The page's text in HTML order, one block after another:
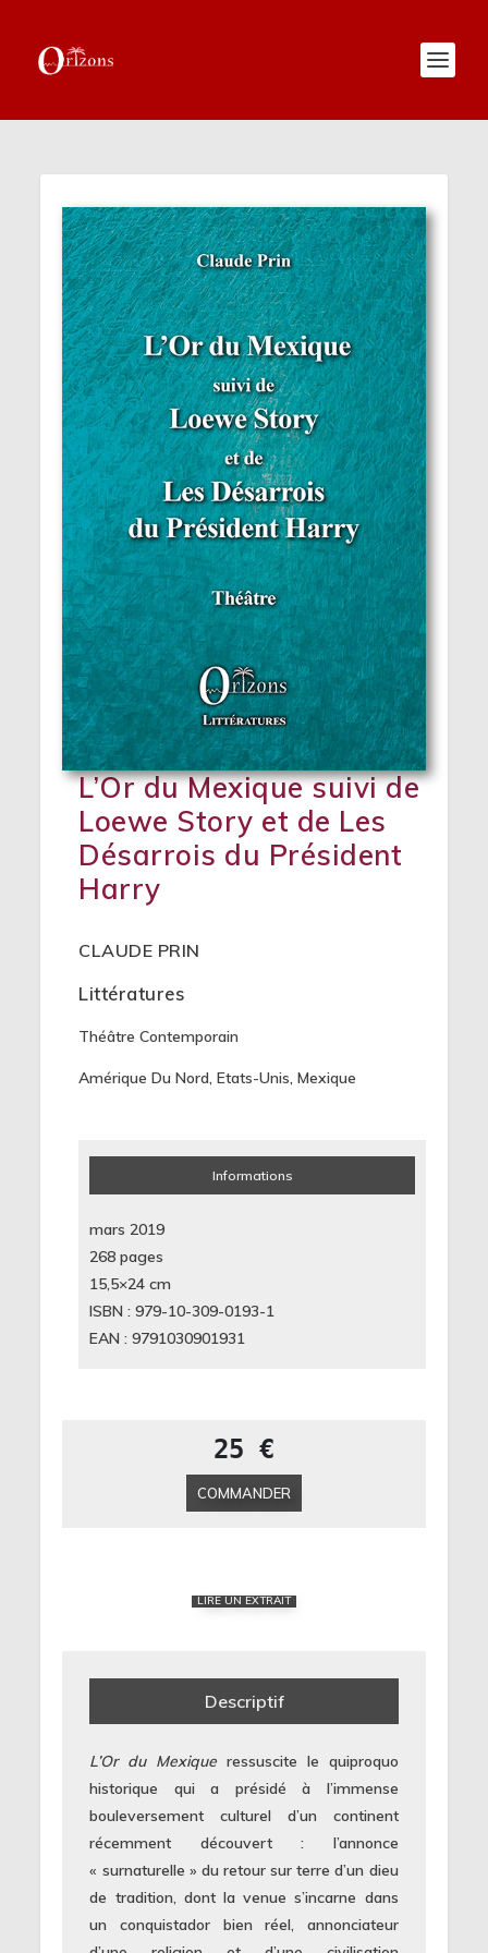
L’Or du Mexique suivi de
Loewe Story et de Les
Désarrois du Président
Harry
CLAUDE PRIN
Littératures
Théâtre Contemporain
Amérique Du Nord,Etats-Unis,Mexique
Informations
mars 2019
268 pages
15,5×24 cm
ISBN : 979-10-309-0193-1
EAN : 9791030901931
25 €
COMMANDER
LIRE UN EXTRAIT
Descriptif
L’Or du Mexique ressuscite le quiproquo
historique qui a présidé à l’immense
bouleversement culturel d’un continent
récemment découvert : l’annonce
« surnaturelle » du retour sur terre d’un dieu
de tradition, dont la venue s’incarne dans
un conquistador bien réel, annonciateur